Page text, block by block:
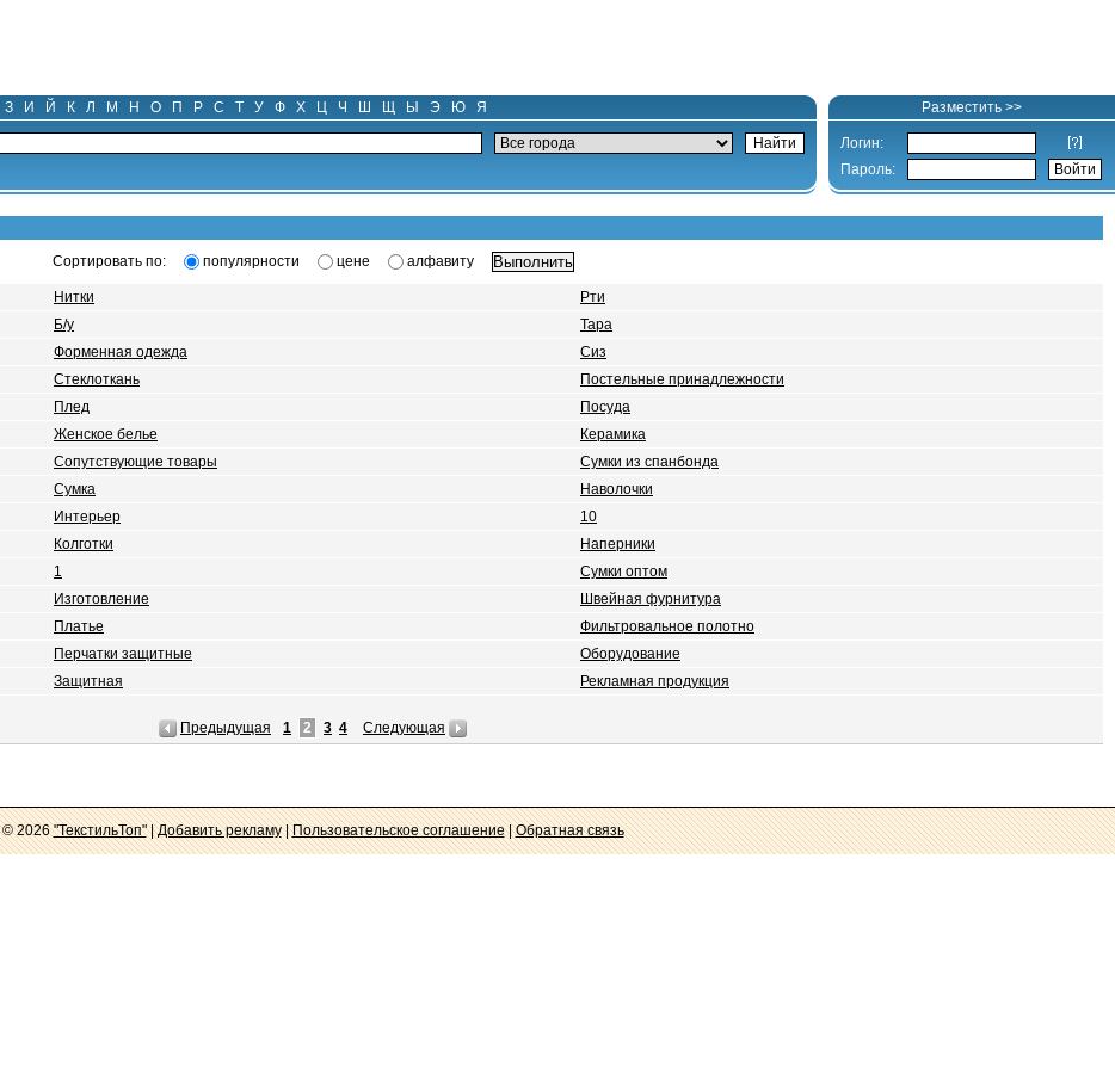
З И Й К Л М Н О П Р С Т У Ф Х Ц Ч Ш Щ Ы Э Ю Я Разместить >>
Логин:
Пароль:
Сортировать по:
популярности цене алфавиту
Нитки
Б/у
Форменная одежда
Стеклоткань
Плед
Женское белье
Сопутствующие товары
Сумка
Интерьер
Колготки
1
Изготовление
Платье
Перчатки защитные
Защитная
Рти
Тара
Сиз
Постельные принадлежности
Посуда
Керамика
Сумки из спанбонда
Наволочки
10
Наперники
Сумки оптом
Швейная фурнитура
Фильтровальное полотно
Оборудование
Рекламная продукция
Предыдущая 1 2 3 4 Следующая
© 2026"ТекстильТоп"|Добавить рекламу|Пользовательское соглашение|Обратная связь